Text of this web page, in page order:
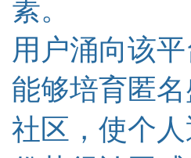
素。
用户涌向该
能够培育匿
社区，使个